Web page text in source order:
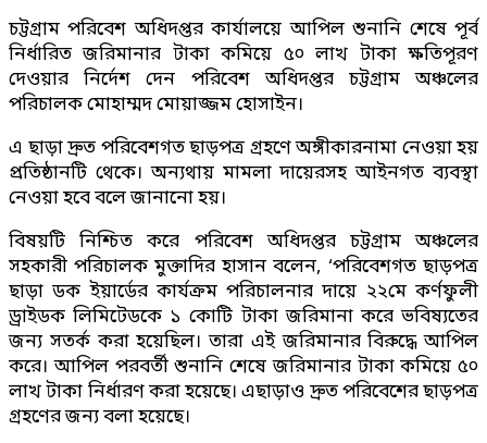
চট্টগ্রাম পরিবেশ অধিদপ্তর কার্যালয়ে আপিল শুনানি শেষে পূর্ব
নির্ধারিত জরিমানার টাকা কমিয়ে ৫০ লাখ টাকা ক্ষতিপূরণ
দেওয়ার নির্দেশ দেন পরিবেশ অধিদপ্তর চট্টগ্রাম অঞ্চলের
পরিচালক মোহাম্মদ মোয়াজ্জম হোসাইন।
এ ছাড়া দ্রুত পরিবেশগত ছাড়পত্র গ্রহণে অঙ্গীকারনামা নেওয়া হয়
প্রতিষ্ঠানটি থেকে। অন্যথায় মামলা দায়েরসহ আইনগত ব্যবস্থা
নেওয়া হবে বলে জানানো হয়।
বিষয়টি নিশ্চিত করে পরিবেশ অধিদপ্তর চট্টগ্রাম অঞ্চলের
সহকারী পরিচালক মুক্তাদির হাসান বলেন, ‘পরিবেশগত ছাড়পত্র
ছাড়া ডক ইয়ার্ডের কার্যক্রম পরিচালনার দায়ে ২২মে কর্ণফুলী
ড্রাইডক লিমিটেডকে ১ কোটি টাকা জরিমানা করে ভবিষ্যতের
জন্য সতর্ক করা হয়েছিল। তারা এই জরিমানার বিরুদ্ধে আপিল
করে। আপিল পরবর্তী শুনানি শেষে জরিমানার টাকা কমিয়ে ৫০
লাখ টাকা নির্ধারণ করা হয়েছে। এছাড়াও দ্রুত পরিবেশের ছাড়পত্র
গ্রহণের জন্য বলা হয়েছে।